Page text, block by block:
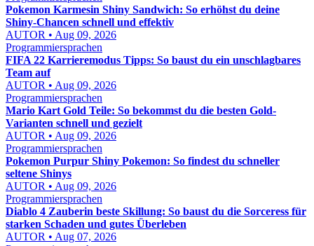
Pokemon Karmesin Shiny Sandwich: So erhöhst du deine
Shiny-Chancen schnell und effektiv
AUTOR • Aug 09, 2026
Programmiersprachen
FIFA 22 Karrieremodus Tipps: So baust du ein unschlagbares
Team auf
AUTOR • Aug 09, 2026
Programmiersprachen
Mario Kart Gold Teile: So bekommst du die besten Gold-
Varianten schnell und gezielt
AUTOR • Aug 09, 2026
Programmiersprachen
Pokemon Purpur Shiny Pokemon: So findest du schneller
seltene Shinys
AUTOR • Aug 09, 2026
Programmiersprachen
Diablo 4 Zauberin beste Skillung: So baust du die Sorceress für
starken Schaden und gutes Überleben
AUTOR • Aug 07, 2026